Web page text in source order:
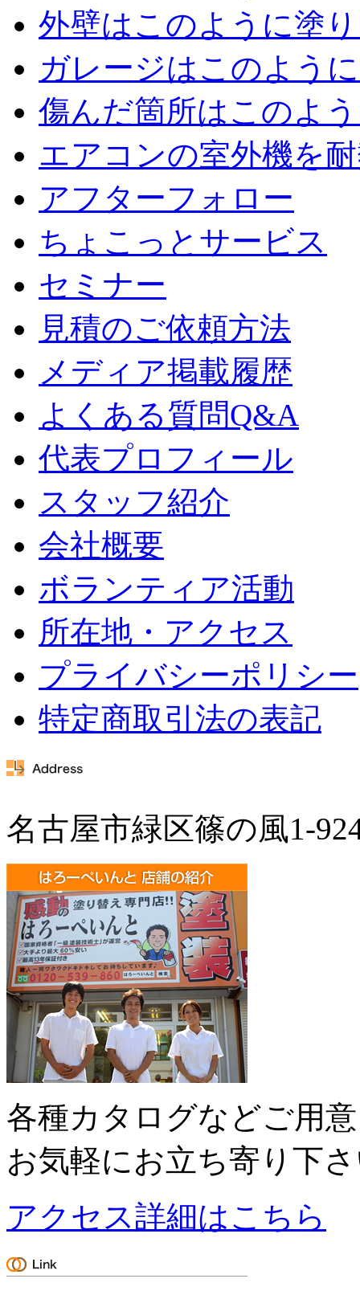
外壁はこのように塗
ガレージはこのよう
傷んだ箇所はこのよ
エアコンの室外機を
アフターフォロー
ちょこっとサービス
セミナー
見積のご依頼方法
メディア掲載履歴
よくある質問Q&A
代表プロフィール
スタッフ紹介
会社概要
ボランティア活動
所在地・アクセス
プライバシーポリシー
特定商取引法の表記
名古屋市緑区篠の風1-
各種カタログなどご用
お気軽にお立ち寄り下
アクセス詳細はこちら